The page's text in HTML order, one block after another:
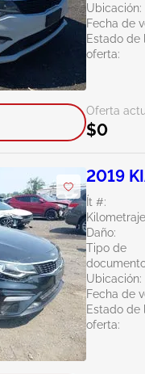
Ubicación:
Fecha de
Estado de
oferta:
Oferta
$0
2019
Ít #:
Daño:
Tipo de
Ubicación:
Fecha de
Estado de
oferta: